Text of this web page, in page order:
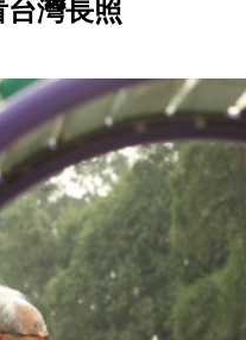
灣長照